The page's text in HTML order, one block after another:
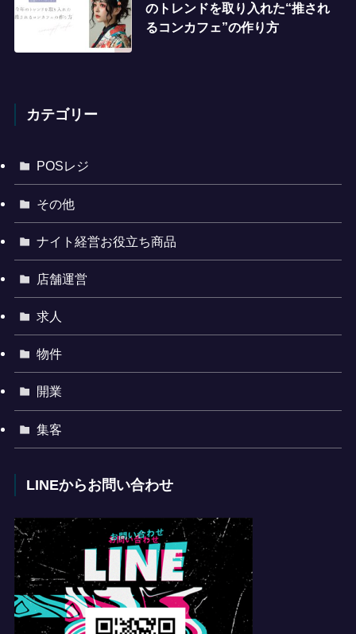
のトレンドを取り入れた“推され
るコンカフェ”の作り方
カテゴリー
POSレジ
その他
ナイト経営お役立ち商品
店舗運営
求人
物件
開業
集客
LINEからお問い合わせ